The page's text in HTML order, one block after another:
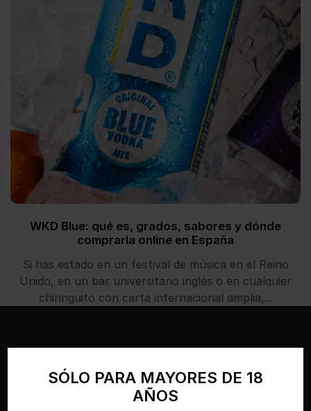
SÓLO PARA MAYORES DE 18
AÑOS
WKD Blue: qué es, grados, sabores y dónde
comprarla online en España
Si has estado en un festival de música en el Reino
Unido, en un bar universitario inglés o en cualquier
chiringuito con carta internacional amplia,...